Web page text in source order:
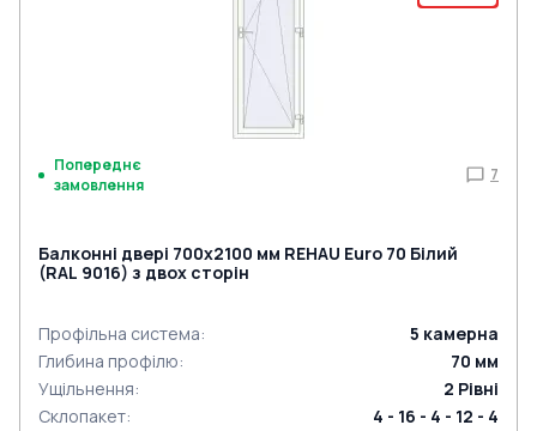
Попереднє
замовлення
7
Балконні двері 700x2100 мм REHAU Euro 70 Білий
(RAL 9016) з двох сторін
Профільна система: 5 камерна
Глибина профілю: 70 мм
Ущільнення: 2 Рівні
Склопакет:
4 - 16 - 4 - 12 - 4